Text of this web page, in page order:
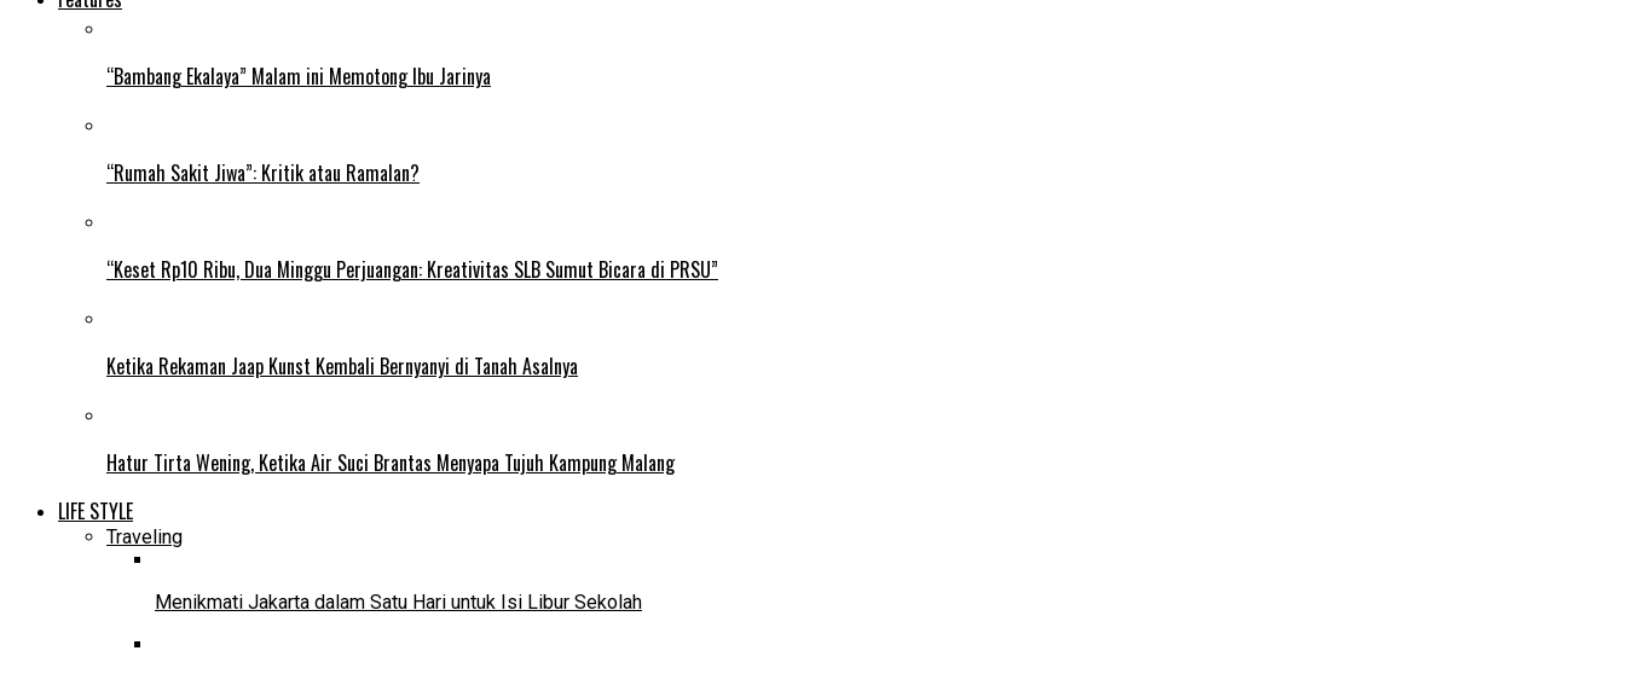
“Bambang Ekalaya” Malam ini Memotong Ibu Jarinya
“Rumah Sakit Jiwa”: Kritik atau Ramalan?
“Keset Rp10 Ribu, Dua Minggu Perjuangan: Kreativitas SLB Sumut Bicara di PRSU”
Ketika Rekaman Jaap Kunst Kembali Bernyanyi di Tanah Asalnya
Hatur Tirta Wening, Ketika Air Suci Brantas Menyapa Tujuh Kampung Malang
LIFE STYLE
Traveling
Menikmati Jakarta dalam Satu Hari untuk Isi Libur Sekolah